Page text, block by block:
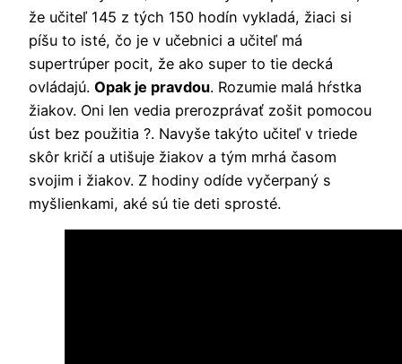
že učiteľ 145 z tých 150 hodín vykladá, žiaci si
píšu to isté, čo je v učebnici a učiteľ má
supertrúper pocit, že ako super to tie decká
ovládajú. Opak je pravdou. Rozumie malá hŕstka
žiakov. Oni len vedia prerozprávať zošit pomocou
úst bez použitia ?. Navyše takýto učiteľ v triede
skôr kričí a utišuje žiakov a tým mrhá časom
svojim i žiakov. Z hodiny odíde vyčerpaný s
myšlienkami, aké sú tie deti sprosté.